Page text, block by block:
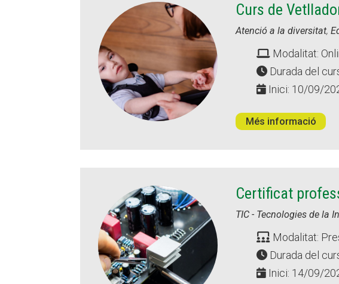
Curs de
Atenció a la diversitat,
Modalitat:
Durada del
Inici: 10/09/
Més informació
Certificat
TIC - Tecnologies de la
Modalitat:
Durada del
Inici: 14/09/